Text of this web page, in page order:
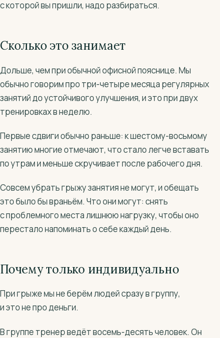
с которой вы пришли, надо разбираться.
Сколько это занимает
Дольше, чем при обычной офисной пояснице. Мы
обычно говорим про три-четыре месяца регулярных
занятий до устойчивого улучшения, и это при двух
тренировках в неделю.
Первые сдвиги обычно раньше: к шестому-восьмому
занятию многие отмечают, что стало легче вставать
по утрам и меньше скручивает после рабочего дня.
Совсем убрать грыжу занятия не могут, и обещать
это было бы враньём. Что они могут: снять
с проблемного места лишнюю нагрузку, чтобы оно
перестало напоминать о себе каждый день.
Почему только индивидуально
При грыже мы не берём людей сразу в группу,
и это не про деньги.
В группе тренер ведёт восемь-десять человек. Он